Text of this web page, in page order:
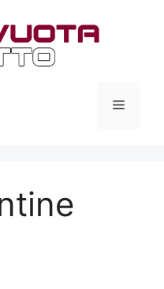
Menu